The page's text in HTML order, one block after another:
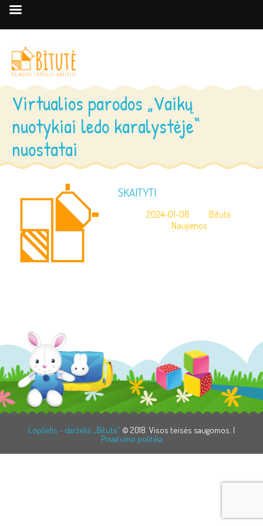
Virtualios parodos „Vaikų
nuotykiai ledo karalystėje“
nuostatai
SKAITYTI
2024-01-08
Bitutė
Naujienos
Lopšelis - darželis „Bitutė“ © 2018. Visos teisės saugomos. |
Privatumo politika